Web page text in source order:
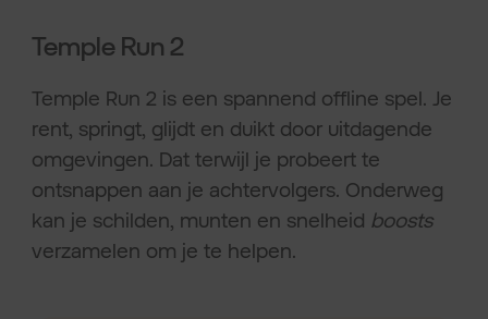
Temple Run 2
Temple Run 2 is een spannend offline spel. Je
rent, springt, glijdt en duikt door uitdagende
omgevingen. Dat terwijl je probeert te
ontsnappen aan je achtervolgers. Onderweg
kan je schilden, munten en snelheid boosts
verzamelen om je te helpen.